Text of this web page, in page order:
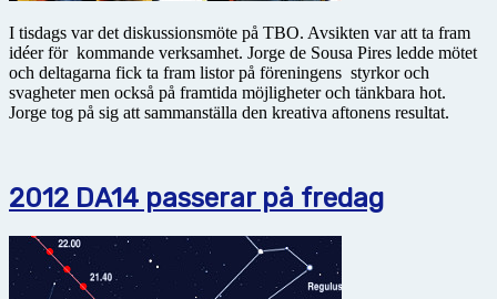
I tisdags var det diskussionsmöte på TBO. Avsikten var att ta fram
idéer för kommande verksamhet. Jorge de Sousa Pires ledde mötet
och deltagarna fick ta fram listor på föreningens styrkor och
svagheter men också på framtida möjligheter och tänkbara hot.
Jorge tog på sig att sammanställa den kreativa aftonens resultat.
2012 DA14 passerar på fredag